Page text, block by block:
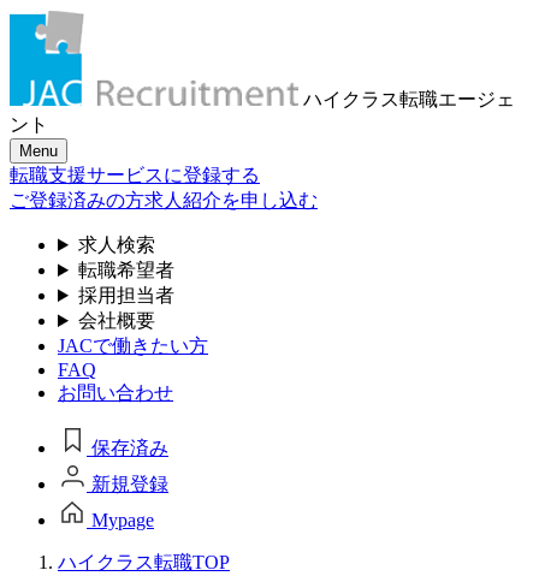
ハイクラス転職エージェ
ント
Menu
転職支援サービスに登録する
ご登録済みの方求人紹介を申し込む
求人検索
転職希望者
採用担当者
会社概要
JACで働きたい方
FAQ
お問い合わせ
保存済み
新規登録
Mypage
ハイクラス転職TOP